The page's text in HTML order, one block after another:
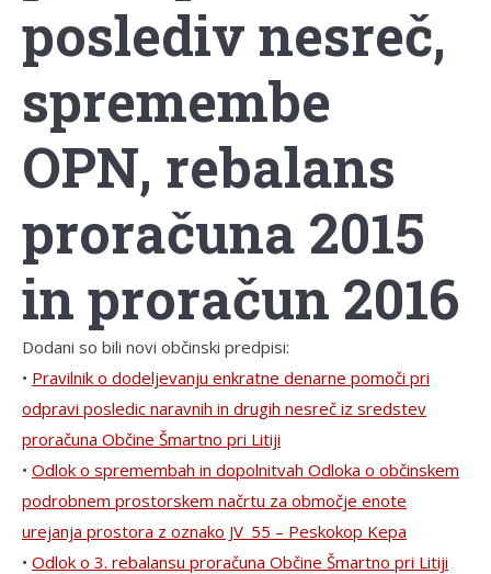
poslediv nesreč,
spremembe
OPN, rebalans
proračuna 2015
in proračun 2016
Dodani so bili novi občinski predpisi:
• Pravilnik o dodeljevanju enkratne denarne pomoči pri
odpravi posledic naravnih in drugih nesreč iz sredstev
proračuna Občine Šmartno pri Litiji
• Odlok o spremembah in dopolnitvah Odloka o občinskem
podrobnem prostorskem načrtu za območje enote
urejanja prostora z oznako JV_55 – Peskokop Kepa
• Odlok o 3. rebalansu proračuna Občine Šmartno pri Litiji